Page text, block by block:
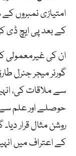
امتیازی نمبروں
کے بعد پی ایچ ڈی
ان کی غیرمعمولی
گورنر میجر جنرل
سے ملاقات کی،
حوصلے اور علم
روشن مثال قرار
کے اعتراف میں